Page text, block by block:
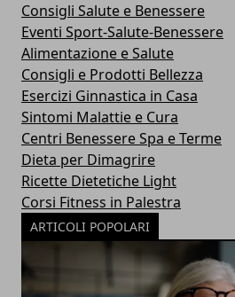
Consigli Salute e Benessere
Eventi Sport-Salute-Benessere
Alimentazione e Salute
Consigli e Prodotti Bellezza
Esercizi Ginnastica in Casa
Sintomi Malattie e Cura
Centri Benessere Spa e Terme
Dieta per Dimagrire
Ricette Dietetiche Light
Corsi Fitness in Palestra
ARTICOLI POPOLARI